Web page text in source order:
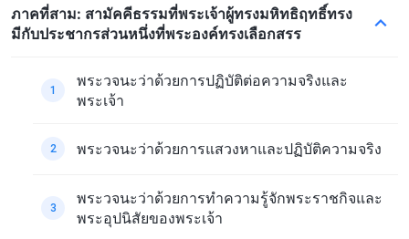
ภาคที่สาม: สามัคคีธรรมที่พระเจ้าผู้ทรงมหิทธิฤทธิ์ทรง
มีกับประชากรส่วนหนึ่งที่พระองค์ทรงเลือกสรร
1
พระวจนะว่าด้วยการปฏิบัติต่อความจริงและ
พระเจ้า
2 พระวจนะว่าด้วยการแสวงหาและปฏิบัติความจริง
3
พระวจนะว่าด้วยการทำความรู้จักพระราชกิจและ
พระอุปนิสัยของพระเจ้า